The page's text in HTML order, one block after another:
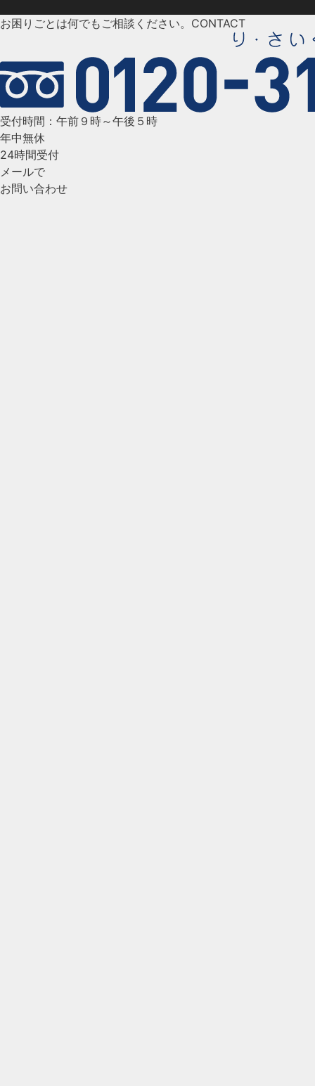
お困りごとは何でもご相談ください。 CONTACT
受付時間：午前９時～午後５時
年中無休
24時間受付
メールで
お問い合わせ